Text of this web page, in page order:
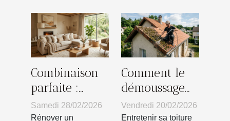
Combinaison
parfaite :
confort et
économie
Samedi 28/02/2026
Rénover un
Comment le
démoussage
prolonge la
durée de vie
Vendredi 20/02/2026
Entretenir sa toiture